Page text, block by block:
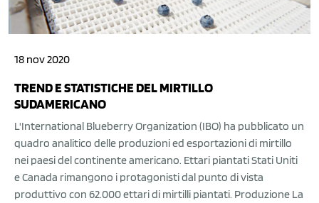
18 nov 2020
TREND E STATISTICHE DEL MIRTILLO
SUDAMERICANO
L'International Blueberry Organization (IBO) ha pubblicato un
quadro analitico delle produzioni ed esportazioni di mirtillo
nei paesi del continente americano. Ettari piantati Stati Uniti
e Canada rimangono i protagonisti dal punto di vista
produttivo con 62.000 ettari di mirtilli piantati. Produzione La